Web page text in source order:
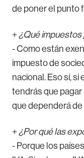
de poner el punto
+ ¿Qué
- Como están
impuesto de
nacional. Eso sí,
tendrás que pagar
que dependerá
+ ¿Por qué las
- Porque los